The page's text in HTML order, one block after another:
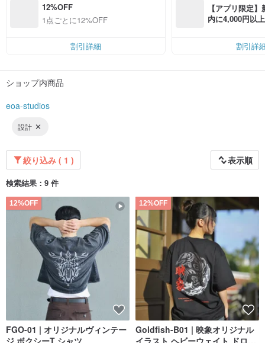
（二）デザイン理念と展開：
自然、歴史、多様な文化からインスピレーションを得ています。今後は、ボク
シーフィットのクロップドトップなど、さまざまなスタイルの服を展開し、顧
携し、ブランドをハイエンド市場へと導くことを目指しています。
（三）商品特徴と魅力：
こなしながら個性と美を引き立てることに重点を置いています。すべてのアイ
めにデザインされています。顧客が独自のセンスを簡単に表現できるようなア
イテムを提供します。
12%OFF
1点ごとに12%OFF
割引詳細
【アプリ限定
内に4,000円以
割引詳
ショップ内商品
eoa-studios
設計
絞り込み ( 1 ) 表示順
検索結果：9 件
12%OFF
FGO-01 | オリジナルヴィンテー
12%OFF
Goldfish-B01 | 映象オリジナル